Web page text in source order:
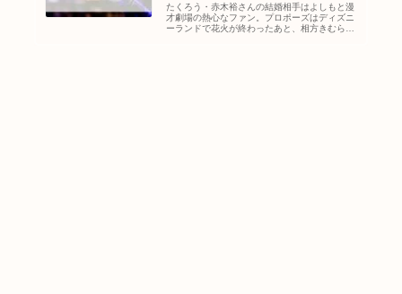
たくろう・赤木裕さんの結婚相手はよしもと漫
才劇場の熱心なファン。プロポーズはディズニ
ーランドで花火が終わったあと、相方きむらバ